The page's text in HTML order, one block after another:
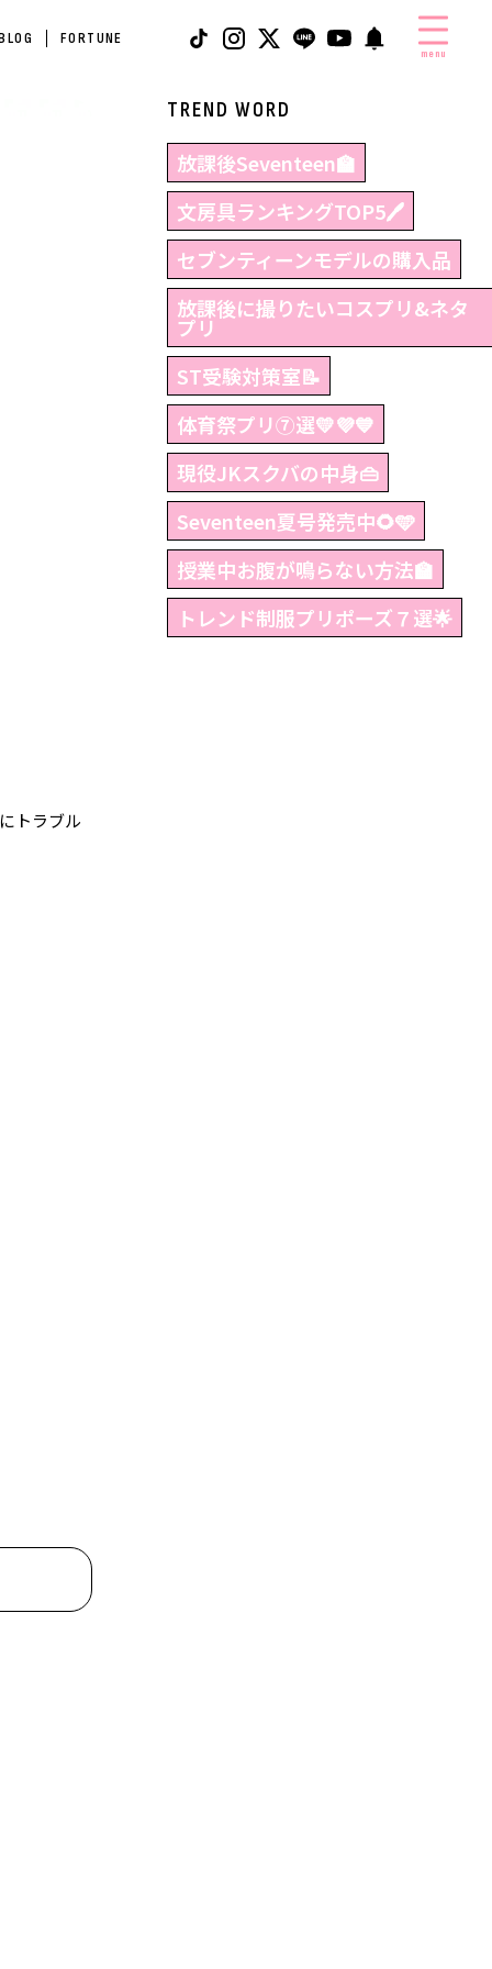
FORTUNE
menu
トラブル
TREND WORD
放課後Seventeen🏫
文房具ランキングTOP5🖊
セブンティーンモデルの購入品
放課後に撮りたいコスプリ&ネタ
プリ
ST受験対策室📝
体育祭プリ⑦選💛💜💙
現役JKスクバの中身👜
Seventeen夏号発売中🌻🩵
授業中お腹が鳴らない方法🏫
トレンド制服プリポーズ７選🌟